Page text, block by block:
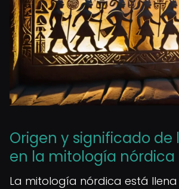
Origen y significado de
en la mitología nórdica
La mitología nórdica está